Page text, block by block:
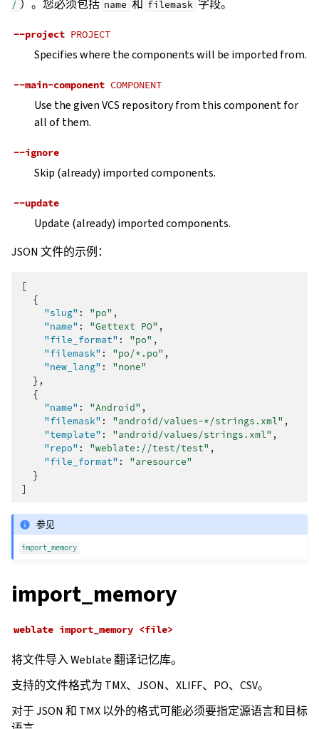
/ ）。您必须包括 name 和 filemask 字段。
--project PROJECT
Specifies where the components will be imported from.
--main-component COMPONENT
Use the given VCS repository from this component for
all of them.
--ignore
Skip (already) imported components.
--update
Update (already) imported components.
JSON 文件的示例：
[
{
"slug" : "po" ,
"name" : "Gettext PO" ,
"file_format" : "po" ,
"filemask" : "po/*.po" ,
"new_lang" :
"none"
},
{
"name" : "Android" ,
"filemask" : "android/values-*/strings.xml" ,
"template" : "android/values/strings.xml" ,
"repo" : "weblate://test/test" ,
"file_format" :
"aresource"
}
]
参见
import_memory
import_memory
weblate import_memory <file>
将文件导入 Weblate 翻译记忆库。
支持的文件格式为 TMX、JSON、XLIFF、PO、CSV。
对于 JSON 和 TMX 以外的格式可能必须要指定源语言和目标